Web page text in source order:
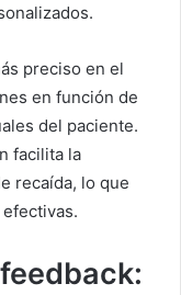
preciso en el
en función de
del paciente.
facilita la
recaída, lo que